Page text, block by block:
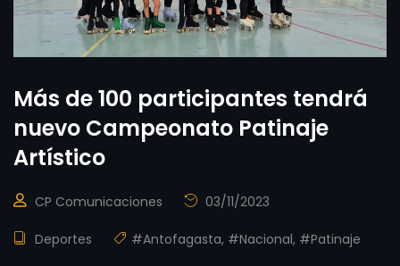
Más de 100 participantes tendrá
nuevo Campeonato Patinaje
Artístico
CP Comunicaciones 03/11/2023
Deportes #Antofagasta, #Nacional, #Patinaje